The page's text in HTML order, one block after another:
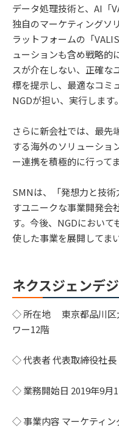
データ処理技術と、AI「
独自のマーケティングソ
ラットフォームの「
ューションも含め戦略的
スが介在しない、正確な
標を提示し、最適なコミ
NGDが担い、実行します。
さらに新会社では、最先
する海外のソリューショ
ー連携を積極的に行って
SMNは、「発想力と技
すユニークな事業開発会
す。今後、NGDにおい
使した事業を展開してま
ネクスジェンデ
◇ 所在地 東京都品川区
ワー12階
◇ 代表者 代表取締役社
◇ 業務開始日 2019年9月
◇ 事業内容 マーケティ